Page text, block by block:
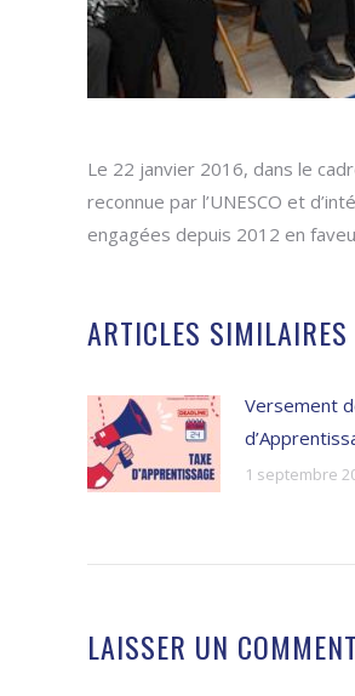
Le 22 janvier 2016, dans le
reconnue par l’UNESCO et
engagées depuis 2012 en
ARTICLES SIMILAIRES
Versement
1 septembre
LAISSER UN